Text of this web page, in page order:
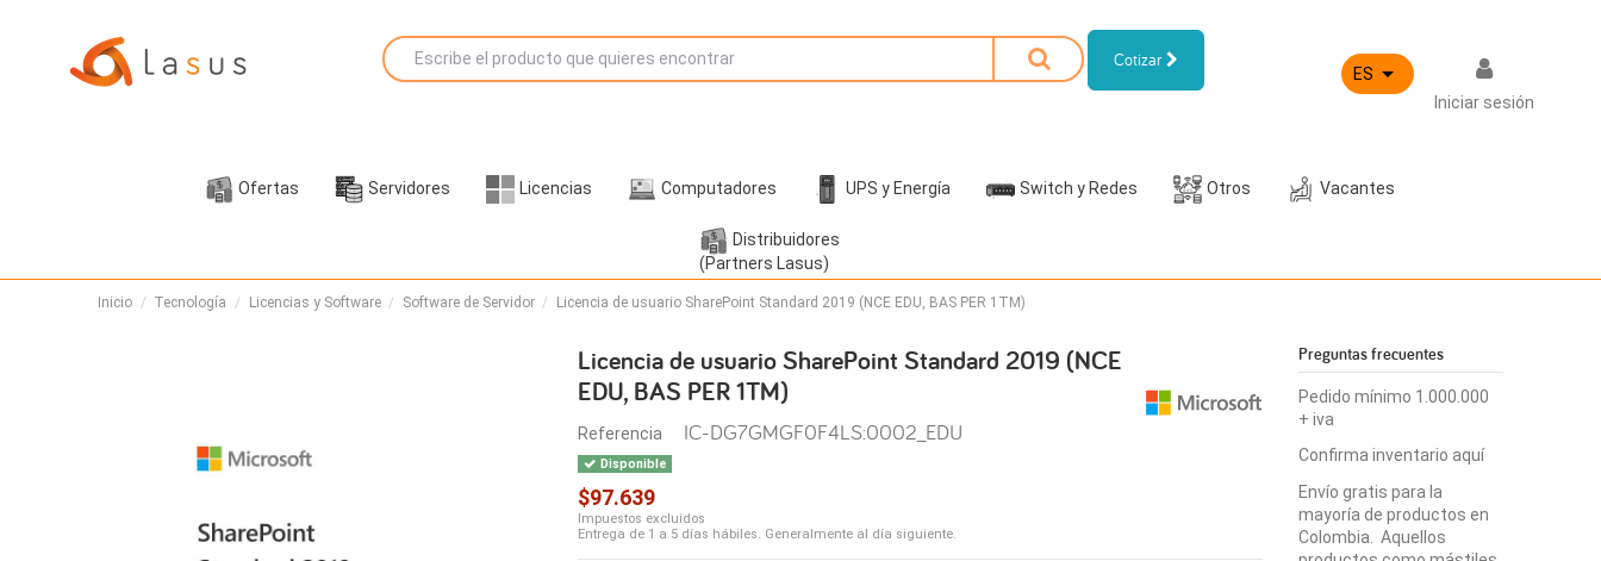
Cotizar
ES 
Iniciar sesión
Ofertas Servidores Licencias Computadores UPS y Energía Switch y Redes Otros Vacantes
Distribuidores
(Partners Lasus)
Inicio Tecnología Licencias y Software Software de Servidor Licencia de usuario SharePoint Standard 2019 (NCE EDU, BAS PER 1TM)
Licencia de usuario SharePoint Standard 2019 (NCE
EDU, BAS PER 1TM)
Referencia IC-DG7GMGF0F4LS:0002_EDU
Disponible
$97.639
Impuestos excluidos
Entrega de 1 a 5 días hábiles. Generalmente al día siguiente.
Preguntas frecuentes
Pedido mínimo 1.000.000
+ iva
Confirma inventario aquí
Envío gratis para la
mayoría de productos en
Colombia. Aquellos